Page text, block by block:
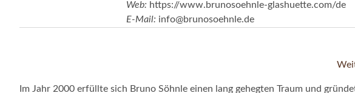
Web: https://www.brunosoehnle-glashuette.com/de
E-Mail: info@brunosoehnle.de
Im Jahr 2000 erfüllte sich Bruno Söhnle einen lang gehegten Traum und